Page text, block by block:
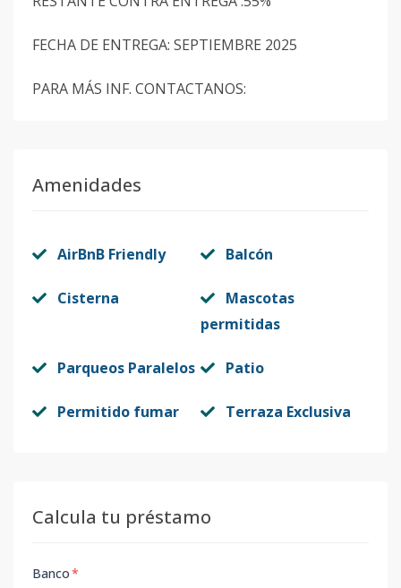
FECHA DE ENTREGA: SEPTIEMBRE 2025
PARA MÁS INF. CONTACTANOS:
Amenidades
AirBnB Friendly Balcón
Cisterna
Mascotas
permitidas
Parqueos Paralelos Patio
Permitido fumar Terraza Exclusiva
Calcula tu préstamo
Banco*